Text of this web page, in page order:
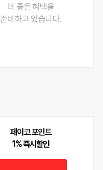
더 좋은 혜택을
준비하고 있습니다.
페이코 포인트
1% 즉시할인